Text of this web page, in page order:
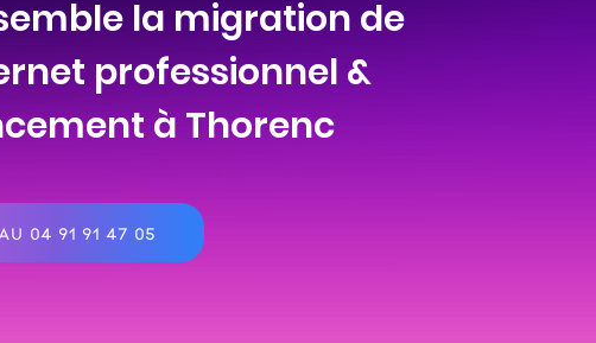
la migration de
professionnel &
à Thorenc
04 91 91 47 05